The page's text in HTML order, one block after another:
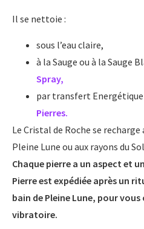
Il se nettoie :
sous l’eau claire,
à la Sauge ou à la Sauge
Spray,
par transfert Energétique
Pierres.
Le Cristal de Roche se recharge
Pleine Lune ou aux rayons du
Chaque pierre a un aspect et
Pierre est expédiée après un
bain de Pleine Lune, pour
vibratoire.